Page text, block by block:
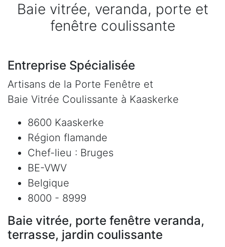
Baie vitrée, veranda, porte et
fenêtre coulissante
Entreprise Spécialisée
Artisans de la Porte Fenêtre et
Baie Vitrée Coulissante à Kaaskerke
8600 Kaaskerke
Région flamande
Chef-lieu : Bruges
BE-VWV
Belgique
8000 - 8999
Baie vitrée, porte fenêtre veranda,
terrasse, jardin coulissante